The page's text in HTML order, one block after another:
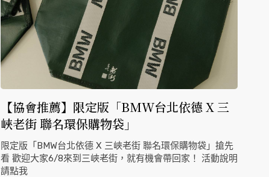
【協會推薦】限定版「BMW台北依德 X 三
峽老街 聯名環保購物袋」
限定版「BMW台北依德 X 三峽老街 聯名環保購物袋」搶先
看 歡迎大家6/8來到三峽老街，就有機會帶回家！ 活動說明
請點我